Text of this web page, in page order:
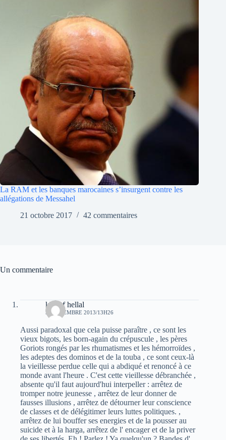
La RAM et les banques marocaines s’insurgent contre les
allégations de Messahel
21 octobre 2017
42 commentaires
Un commentaire
khelaf hellal
5 SEPTEMBRE 2013/13H26
Aussi paradoxal que cela puisse paraître , ce sont les
vieux bigots, les born-again du crépuscule , les pères
Goriots rongés par les rhumatismes et les hémorroïdes ,
les adeptes des dominos et de la touba , ce sont ceux-là
la vieillesse perdue celle qui a abdiqué et renoncé à ce
monde avant l'heure . C'est cette vieillesse débranchée ,
absente qu'il faut aujourd'hui interpeller : arrêtez de
tromper notre jeunesse , arrêtez de leur donner de
fausses illusions , arrêtez de détourner leur conscience
de classes et de délégitimer leurs luttes politiques. ,
arrêtez de lui bouffer ses energies et de la pousser au
suicide et à la harga, arrêtez de l' encager et de la priver